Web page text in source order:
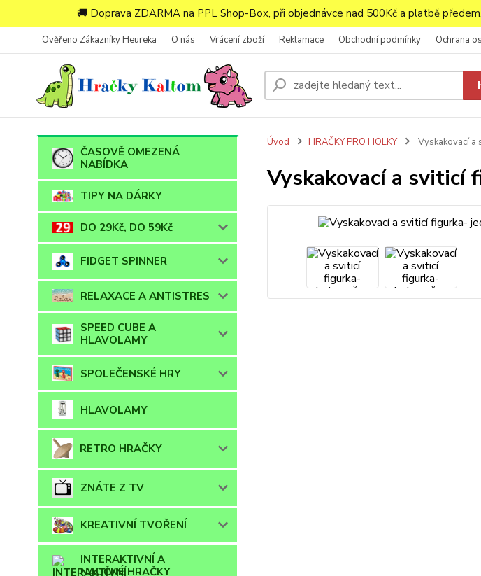
🚚 Doprava ZDARMA na PPL Shop-Box, při objednávce nad 500Kč a platbě
Ověřeno Zákazníky Heureka O nás Vrácení zboží Reklamace Obchodní podmínky Ochrana
ČASOVĚ OMEZENÁ
NABÍDKA
TIPY NA DÁRKY
DO 29Kč, DO 59Kč
FIDGET SPINNER
RELAXACE A ANTISTRES
SPEED CUBE A
HLAVOLAMY
SPOLEČENSKÉ HRY
HLAVOLAMY
RETRO HRAČKY
ZNÁTE Z TV
KREATIVNÍ TVOŘENÍ
INTERAKTIVNÍ A
NAUČNÉ HRAČKY
Úvod HRAČKY PRO HOLKY Vyskakovací a
Vyskakovací a sviticí